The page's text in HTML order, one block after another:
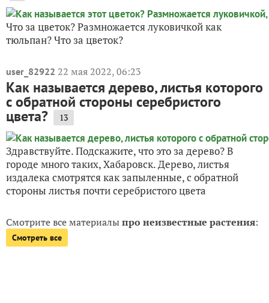
Что за цветок? Размножается луковичкой как
тюльпан? Что за цветок?
user_82922 22 мая 2022, 06:23
Как называется дерево, листья которого
с обратной стороны серебристого
цвета? 13
Здравствуйте. Подскажите, что это за дерево? В
городе много таких, Хабаровск. Дерево, листья
издалека смотрятся как запыленные, с обратной
стороны листья почти серебристого цвета
Смотрите все материалыпро неизвестные растения:
Смотреть все